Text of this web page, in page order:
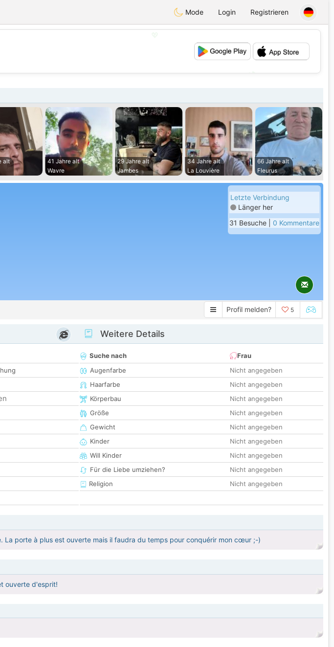
Mode Login Registrieren
💕
alt
41 Jahre alt
Wavre
29 Jahre alt
Jambes
34 Jahre alt
La Louvière
66 Jahre alt
Fleurus
Letzte Verbindung
Länger her
31 Besuche | 0 Kommentare
Profil melden? 5
Weitere Details
Suche nach
Frau
Augenfarbe
Nicht angegeben
Haarfarbe
Nicht angegeben
Körperbau
Nicht angegeben
Größe
Nicht angegeben
Gewicht
Nicht angegeben
Kinder
Nicht angegeben
Will Kinder
Nicht angegeben
Für die Liebe umziehen?
Nicht angegeben
Religion
Nicht angegeben
La porte à plus est ouverte mais il faudra du temps pour conquérir mon cœur ;-)
ouverte d'esprit!